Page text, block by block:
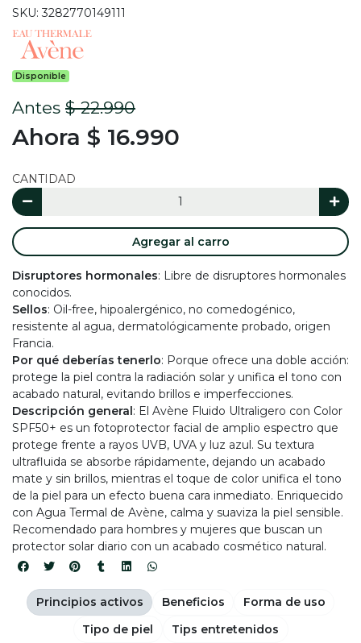
SKU: 3282770149111
Disponible
Antes $ 22.990
Ahora $ 16.990
CANTIDAD
Agregar al carro
Disruptores hormonales: Libre de disruptores hormonales
conocidos.
Sellos: Oil-free, hipoalergénico, no comedogénico,
resistente al agua, dermatológicamente probado, origen
Francia.
Por qué deberías tenerlo: Porque ofrece una doble acción:
protege la piel contra la radiación solar y unifica el tono con
acabado natural, evitando brillos e imperfecciones.
Descripción general: El Avène Fluido Ultraligero con Color
SPF50+ es un fotoprotector facial de amplio espectro que
protege frente a rayos UVB, UVA y luz azul. Su textura
ultrafluida se absorbe rápidamente, dejando un acabado
mate y sin brillos, mientras el toque de color unifica el tono
de la piel para un efecto buena cara inmediato. Enriquecido
con Agua Termal de Avène, calma y suaviza la piel sensible.
Recomendado para hombres y mujeres que buscan un
protector solar diario con un acabado cosmético natural.
Principios activos Beneficios
Forma de uso
Tipo de piel
Tips entretenidos